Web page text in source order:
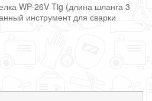
WP-26V Tig (длина шланга 3
инструмент для сварки